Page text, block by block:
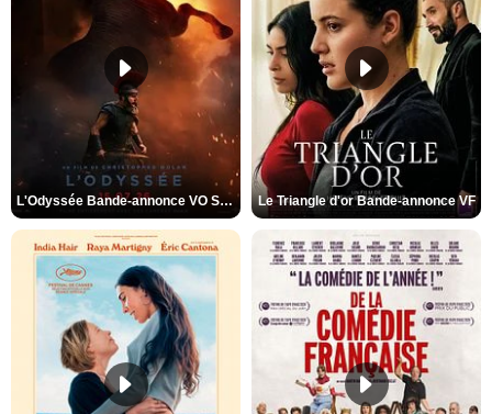
L'Odyssée Bande-annonce VO STFR Le Triangle d'or Bande-annonce VF